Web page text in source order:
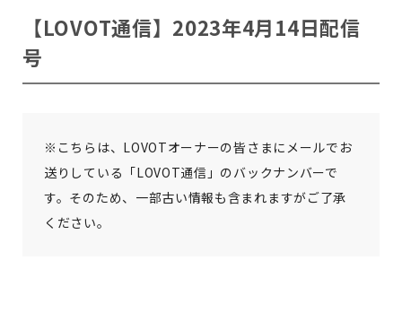
LOVOT 3.0について詳しく
LOVOT 2.0
LOVOTの歩みと未来
LOVOTオーナーの声
LOVOTのアフターサービス
公式ウェア
ペットとして
大切な方への贈りものとして
実証実験
15分の触れ合いでストレス低減
LOVOT MUSEUM - 日本橋浜町
LOVOT ストア
近くの会える場所を探す
お迎えする
LOVOT購入キャンペーン
今月のキャンペーン情報
24回分割払い特別低金利
LOVOT紹介制度
訪問設定サポート
定期メンテナンス・治療
サポートサービス(ご契約者様用)
LOVOT コンシェルジュ
ウェブマニュアル
法人のお客様へ
OFFICE LOVOT
LOVOT 導入事例
ふるさと納税
【LOVOT通信】2023年4月14日配信
号
※こちらは、LOVOTオーナーの皆さまにメールでお
送りしている「LOVOT通信」のバックナンバーで
す。そのため、一部古い情報も含まれますがご了承
ください。